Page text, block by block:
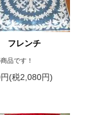
フレンチ
品です！
(税2,080円)